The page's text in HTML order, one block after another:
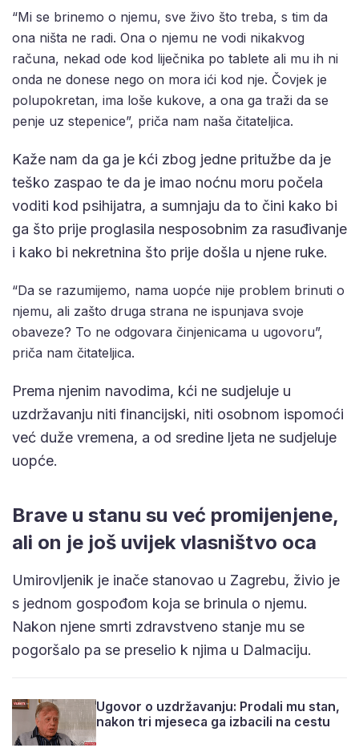
“Mi se brinemo o njemu, sve živo što treba, s tim da
ona ništa ne radi. Ona o njemu ne vodi nikakvog
računa, nekad ode kod liječnika po tablete ali mu ih ni
onda ne donese nego on mora ići kod nje. Čovjek je
polupokretan, ima loše kukove, a ona ga traži da se
penje uz stepenice”, priča nam naša čitateljica.
Kaže nam da ga je kći zbog jedne pritužbe da je
teško zaspao te da je imao noćnu moru počela
voditi kod psihijatra, a sumnjaju da to čini kako bi
ga što prije proglasila nesposobnim za rasuđivanje
i kako bi nekretnina što prije došla u njene ruke.
“Da se razumijemo, nama uopće nije problem brinuti o
njemu, ali zašto druga strana ne ispunjava svoje
obaveze? To ne odgovara činjenicama u ugovoru”,
priča nam čitateljica.
Prema njenim navodima, kći ne sudjeluje u
uzdržavanju niti financijski, niti osobnom ispomoći
već duže vremena, a od sredine ljeta ne sudjeluje
uopće.
Brave u stanu su već promijenjene,
ali on je još uvijek vlasništvo oca
Umirovljenik je inače stanovao u Zagrebu, živio je
s jednom gospođom koja se brinula o njemu.
Nakon njene smrti zdravstveno stanje mu se
pogoršalo pa se preselio k njima u Dalmaciju.
Ugovor o uzdržavanju: Prodali mu stan,
nakon tri mjeseca ga izbacili na cestu